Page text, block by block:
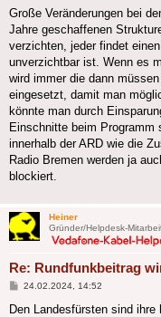
Große Veränderungen bei
Jahre geschaffenen
verzichten, jeder findet
unverzichtbar ist. Wenn es
wird immer die dann
eingesetzt, damit man
könnte man durch
Einschnitte beim Programm
innerhalb der ARD wie die
Radio Bremen werden ja
blockiert.
Heiner
Gründer/Helpdesk-
Re: Rundfunkbeitrag
Beitrag
24.02.2024, 14:52
Den Landesfürsten sind